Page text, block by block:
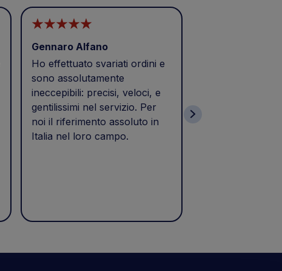
Gennaro Alfano
Ho effettuato svariati ordini e
sono assolutamente
ineccepibili: precisi, veloci, e
gentilissimi nel servizio. Per
noi il riferimento assoluto in
Italia nel loro campo.